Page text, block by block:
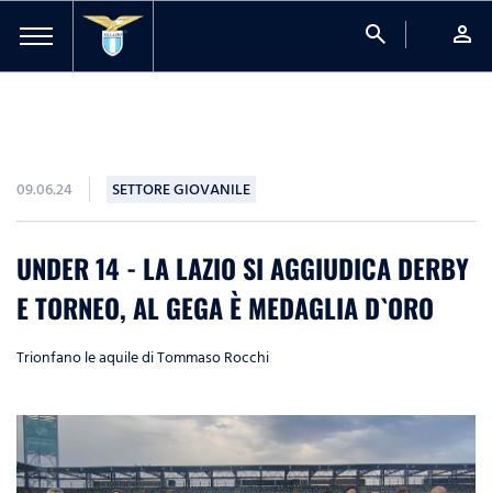
search person
09.06.24 SETTORE GIOVANILE
UNDER 14 - LA LAZIO SI AGGIUDICA DERBY
E TORNEO, AL GEGA È MEDAGLIA D`ORO
Trionfano le aquile di Tommaso Rocchi